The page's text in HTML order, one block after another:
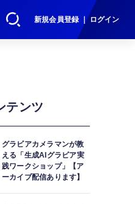
新規会員登録 ｜ ログイン
テンツ
グラビアカメラマンが教
える「生成AIグラビア実
践ワークショップ」【ア
ーカイブ配信あります】